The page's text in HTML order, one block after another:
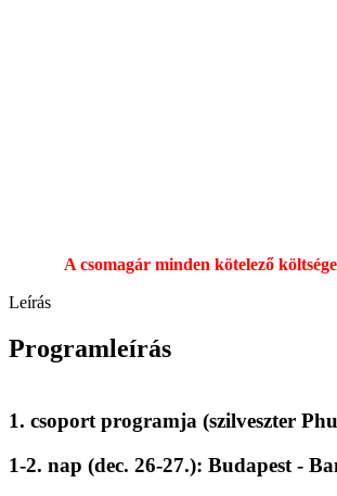
A csomagár minden kötelező
Leírás
Programleírás
1. csoport programja (szilveszter
1-2. nap (dec. 26-27.): Budapest -